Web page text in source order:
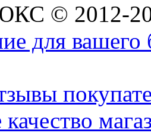
© 2012-
для вашего